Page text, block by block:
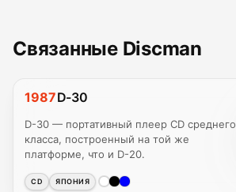
Связанные Discman
1987D-30
D-30 — портативный плеер CD среднего
класса, построенный на той же
платформе, что и D-20.
CD ЯПОНИЯ